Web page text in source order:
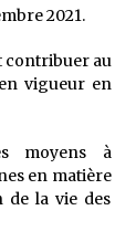
vide
contes et à
2021.
contribuer au
vigueur en
moyens à
en matière
de la vie des